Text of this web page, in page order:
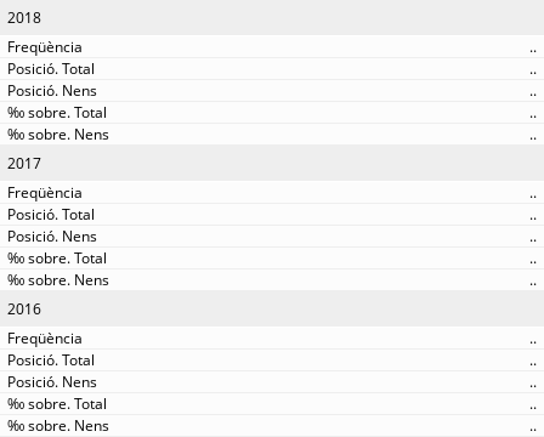
2018
..
..
..
..
..
2017
..
..
..
..
..
2016
..
..
..
..
..